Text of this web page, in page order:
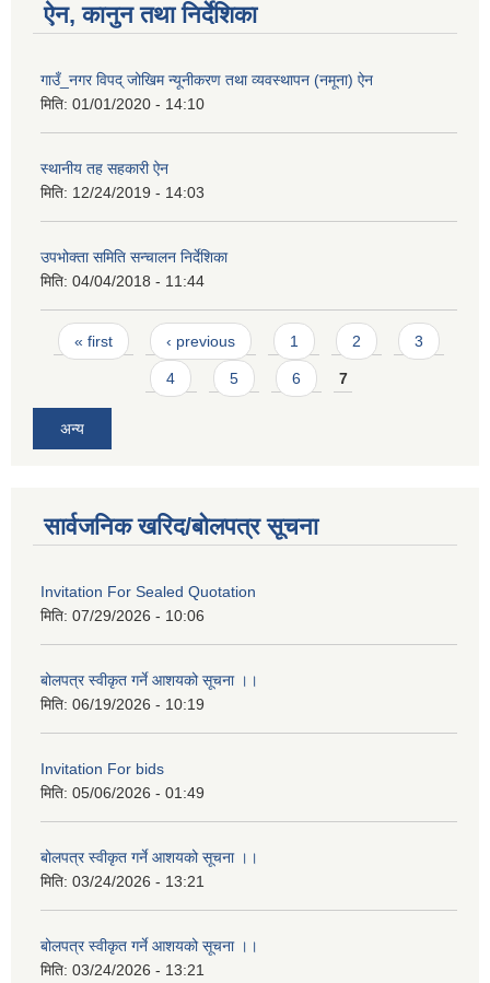
ऐन, कानुन तथा निर्देशिका
गाउँ_नगर विपद् जोखिम न्यूनीकरण तथा व्यवस्थापन (नमूना) ऐन
मिति: 01/01/2020 - 14:10
स्थानीय तह सहकारी ऐन
मिति: 12/24/2019 - 14:03
उपभोक्ता समिति सन्चालन निर्देशिका
मिति: 04/04/2018 - 11:44
Pages
« first ‹ previous 1 2 3
4 5 6 7
अन्य
सार्वजनिक खरिद/बोलपत्र सूचना
Invitation For Sealed Quotation
मिति: 07/29/2026 - 10:06
बोलपत्र स्वीकृत गर्ने आशयको सूचना ।।
मिति: 06/19/2026 - 10:19
Invitation For bids
मिति: 05/06/2026 - 01:49
बोलपत्र स्वीकृत गर्ने आशयको सूचना ।।
मिति: 03/24/2026 - 13:21
बोलपत्र स्वीकृत गर्ने आशयको सूचना ।।
मिति: 03/24/2026 - 13:21